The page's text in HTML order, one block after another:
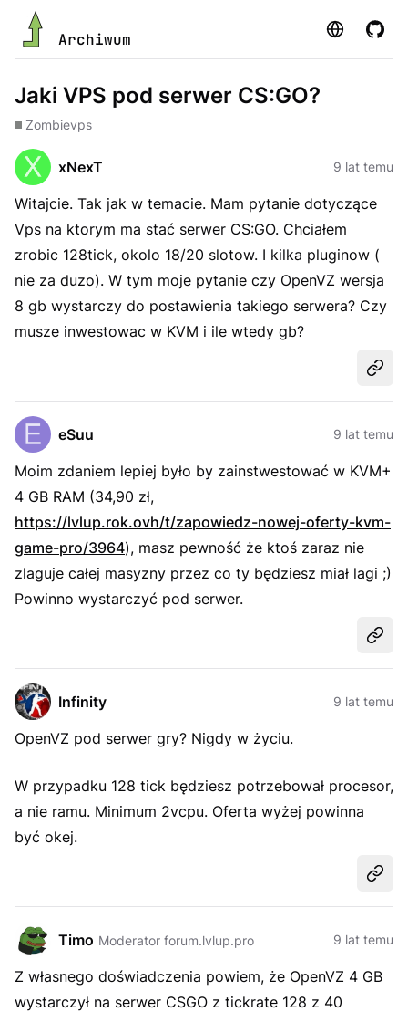
Archiwum Strona
Jaki VPS pod serwer CS:GO?
Zombievps
xNexT 9 lat temu
Witajcie. Tak jak w temacie. Mam pytanie dotyczące
Vps na ktorym ma stać serwer CS:GO. Chciałem
zrobic 128tick, okolo 18/20 slotow. I kilka pluginow (
nie za duzo). W tym moje pytanie czy OpenVZ wersja
8 gb wystarczy do postawienia takiego serwera? Czy
musze inwestowac w KVM i ile wtedy gb?
eSuu 9 lat temu
Moim zdaniem lepiej było by zainstwestować w KVM+
4 GB RAM (34,90 zł,
https://lvlup.rok.ovh/t/zapowiedz-nowej-oferty-kvm-
game-pro/3964), masz pewność że ktoś zaraz nie
zlaguje całej masyzny przez co ty będziesz miał lagi ;)
Powinno wystarczyć pod serwer.
Infinity 9 lat temu
OpenVZ pod serwer gry? Nigdy w życiu.
W przypadku 128 tick będziesz potrzebował procesor,
a nie ramu. Minimum 2vcpu. Oferta wyżej powinna
być okej.
Timo Moderator forum.lvlup.pro 9 lat temu
Z własnego doświadczenia powiem, że OpenVZ 4 GB
wystarczył na serwer CSGO z tickrate 128 z 40